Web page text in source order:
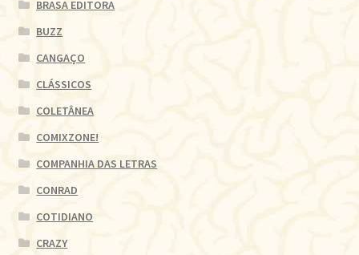
BRASA EDITORA
BUZZ
CANGAÇO
CLÁSSICOS
COLETÂNEA
COMIXZONE!
COMPANHIA DAS LETRAS
CONRAD
COTIDIANO
CRAZY